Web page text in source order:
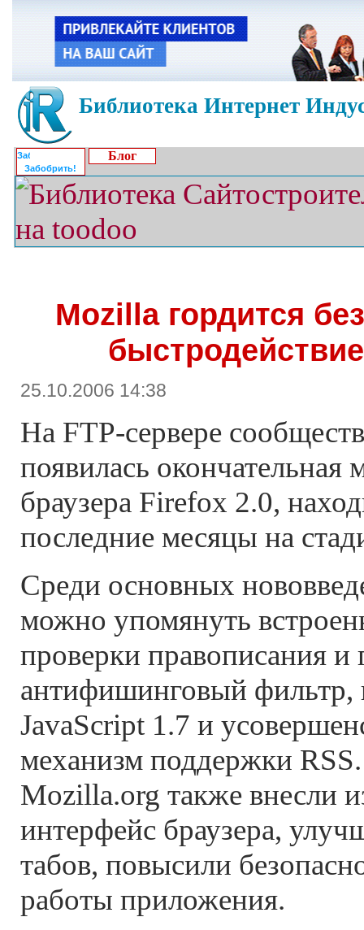
Библиотека Интернет
Забобрить!
Блог
Mozilla гордится
25.10.2006 14:38
На FTP-сервере
появилась окончательная
браузера Firefox 2.0,
последние месяцы на
Среди основных
можно упомянуть
проверки правописания и
антифишинговый фильтр,
JavaScript 1.7 и
механизм поддержки
Mozilla.org также внесли
интерфейс браузера,
табов, повысили
работы приложения.